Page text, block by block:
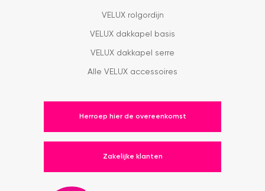
VELUX rolgordijn
VELUX dakkapel basis
VELUX dakkapel serre
Alle VELUX accessoires
Herroep hier de overeenkomst
Zakelijke klanten